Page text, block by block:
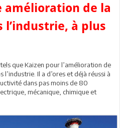
amélioration de la
à plus
que Kaizen pour l’amélioration de
Il a d’ores et déjà réussi à
dans pas moins de 80
mécanique, chimique et